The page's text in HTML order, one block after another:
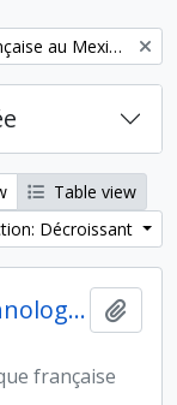
Mission archéologique et ethnologique française au Mexique
Table view
Décroissant
Mission archéologique et ethnologique française au Mexique
française